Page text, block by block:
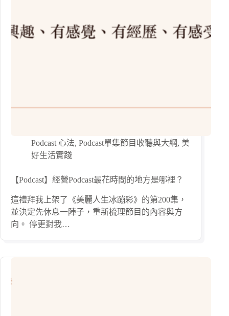
Podcast 心法, Podcast單集節目收聽與大綱, 美
好生活實踐
【Podcast】經營Podcast最花時間的地方是哪裡？
這禮拜我上架了《美麗人生冰蹦彩》的第200集，
並決定先休息一陣子，重新梳理節目的內容與方
向。 停更對我…